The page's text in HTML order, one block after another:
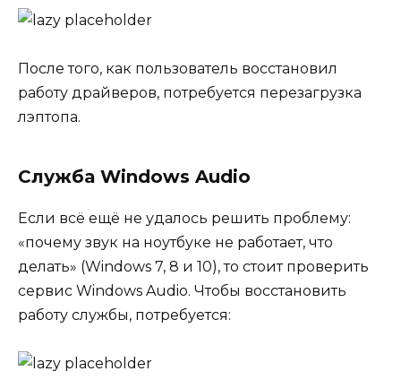
После того, как пользователь восстановил
работу драйверов, потребуется перезагрузка
лэптопа.
Служба Windows Audio
Если всё ещё не удалось решить проблему:
«почему звук на ноутбуке не работает, что
делать» (Windows 7, 8 и 10), то стоит проверить
сервис Windows Audio. Чтобы восстановить
работу службы, потребуется: